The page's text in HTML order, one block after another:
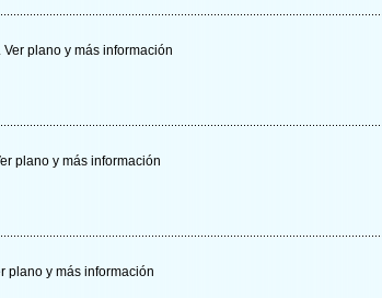
Ver plano y más información
plano y más información
plano y más información